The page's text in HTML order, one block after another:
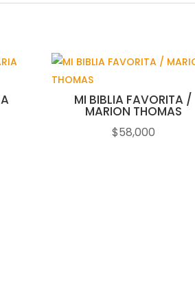
MI BIBLIA FAVORITA /
MARION THOMAS
$58,000